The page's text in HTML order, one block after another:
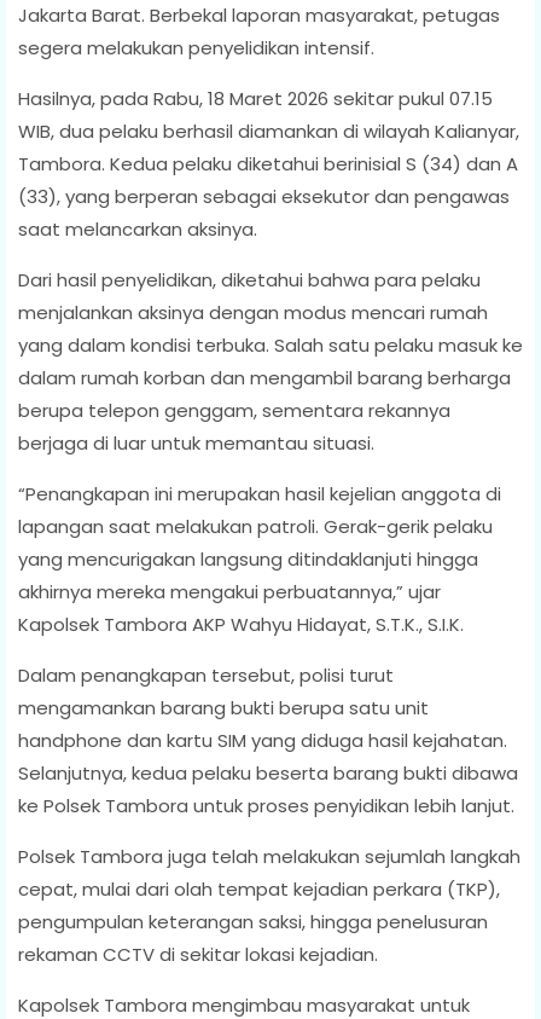
Jakarta Barat. Berbekal laporan masyarakat, petugas
segera melakukan penyelidikan intensif.
Hasilnya, pada Rabu, 18 Maret 2026 sekitar pukul 07.15
WIB, dua pelaku berhasil diamankan di wilayah Kalianyar,
Tambora. Kedua pelaku diketahui berinisial S (34) dan A
(33), yang berperan sebagai eksekutor dan pengawas
saat melancarkan aksinya.
Dari hasil penyelidikan, diketahui bahwa para pelaku
menjalankan aksinya dengan modus mencari rumah
yang dalam kondisi terbuka. Salah satu pelaku masuk ke
dalam rumah korban dan mengambil barang berharga
berupa telepon genggam, sementara rekannya
berjaga di luar untuk memantau situasi.
“Penangkapan ini merupakan hasil kejelian anggota di
lapangan saat melakukan patroli. Gerak-gerik pelaku
yang mencurigakan langsung ditindaklanjuti hingga
akhirnya mereka mengakui perbuatannya,” ujar
Kapolsek Tambora AKP Wahyu Hidayat, S.T.K., S.I.K.
Dalam penangkapan tersebut, polisi turut
mengamankan barang bukti berupa satu unit
handphone dan kartu SIM yang diduga hasil kejahatan.
Selanjutnya, kedua pelaku beserta barang bukti dibawa
ke Polsek Tambora untuk proses penyidikan lebih lanjut.
Polsek Tambora juga telah melakukan sejumlah langkah
cepat, mulai dari olah tempat kejadian perkara (TKP),
pengumpulan keterangan saksi, hingga penelusuran
rekaman CCTV di sekitar lokasi kejadian.
Kapolsek Tambora mengimbau masyarakat untuk